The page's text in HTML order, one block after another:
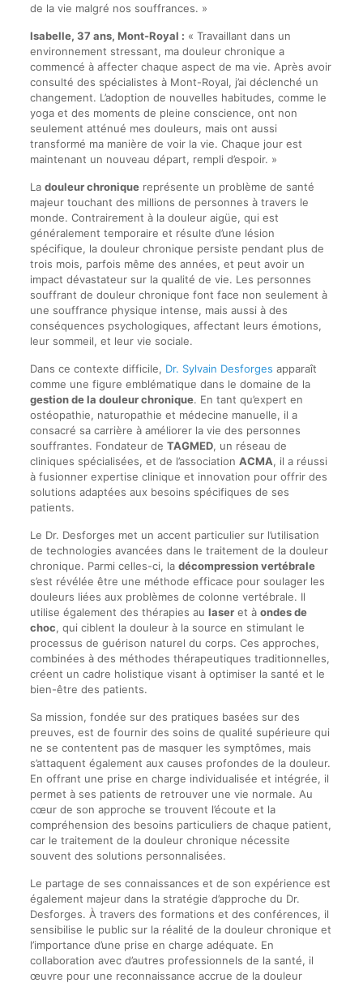
de la vie malgré nos souffrances. »
Isabelle, 37 ans, Mont-Royal : « Travaillant dans un
environnement stressant, ma douleur chronique a
commencé à affecter chaque aspect de ma vie. Après avoir
consulté des spécialistes à Mont-Royal, j’ai déclenché un
changement. L’adoption de nouvelles habitudes, comme le
yoga et des moments de pleine conscience, ont non
seulement atténué mes douleurs, mais ont aussi
transformé ma manière de voir la vie. Chaque jour est
maintenant un nouveau départ, rempli d’espoir. »
La douleur chroniquereprésente un problème de santé
majeur touchant des millions de personnes à travers le
monde. Contrairement à la douleur aigüe, qui est
généralement temporaire et résulte d’une lésion
spécifique, la douleur chronique persiste pendant plus de
trois mois, parfois même des années, et peut avoir un
impact dévastateur sur la qualité de vie. Les personnes
souffrant de douleur chronique font face non seulement à
une souffrance physique intense, mais aussi à des
conséquences psychologiques, affectant leurs émotions,
leur sommeil, et leur vie sociale.
Dans ce contexte difficile, Dr. Sylvain Desforges apparaît
comme une figure emblématique dans le domaine de la
gestion de la douleur chronique. En tant qu’expert en
ostéopathie, naturopathie et médecine manuelle, il a
consacré sa carrière à améliorer la vie des personnes
souffrantes. Fondateur de TAGMED, un réseau de
cliniques spécialisées, et de l’association ACMA, il a réussi
à fusionner expertise clinique et innovation pour offrir des
solutions adaptées aux besoins spécifiques de ses
patients.
Le Dr. Desforges met un accent particulier sur l’utilisation
de technologies avancées dans le traitement de la douleur
chronique. Parmi celles-ci, la décompression vertébrale
s’est révélée être une méthode efficace pour soulager les
douleurs liées aux problèmes de colonne vertébrale. Il
utilise également des thérapies au laseret à ondes de
choc, qui ciblent la douleur à la source en stimulant le
processus de guérison naturel du corps. Ces approches,
combinées à des méthodes thérapeutiques traditionnelles,
créent un cadre holistique visant à optimiser la santé et le
bien-être des patients.
Sa mission, fondée sur des pratiques basées sur des
preuves, est de fournir des soins de qualité supérieure qui
ne se contentent pas de masquer les symptômes, mais
s’attaquent également aux causes profondes de la douleur.
En offrant une prise en charge individualisée et intégrée, il
permet à ses patients de retrouver une vie normale. Au
cœur de son approche se trouvent l’écoute et la
compréhension des besoins particuliers de chaque patient,
car le traitement de la douleur chronique nécessite
souvent des solutions personnalisées.
Le partage de ses connaissances et de son expérience est
également majeur dans la stratégie d’approche du Dr.
Desforges. À travers des formations et des conférences, il
sensibilise le public sur la réalité de la douleur chronique et
l’importance d’une prise en charge adéquate. En
collaboration avec d’autres professionnels de la santé, il
œuvre pour une reconnaissance accrue de la douleur